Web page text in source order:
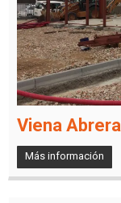
Viena Abrera
Más información